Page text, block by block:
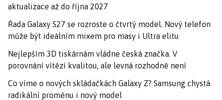
aktualizace až do října 2027
Řada Galaxy S27 se rozroste o čtvrtý model. Nový telefon
může být ideálním mixem pro masy i Ultra elitu
Nejlepším 3D tiskárnám vládne česká značka. V
porovnání vítězí kvalitou, ale levná rozhodně není
Co víme o nových skládačkách Galaxy Z? Samsung chystá
radikální proměnu i nový model